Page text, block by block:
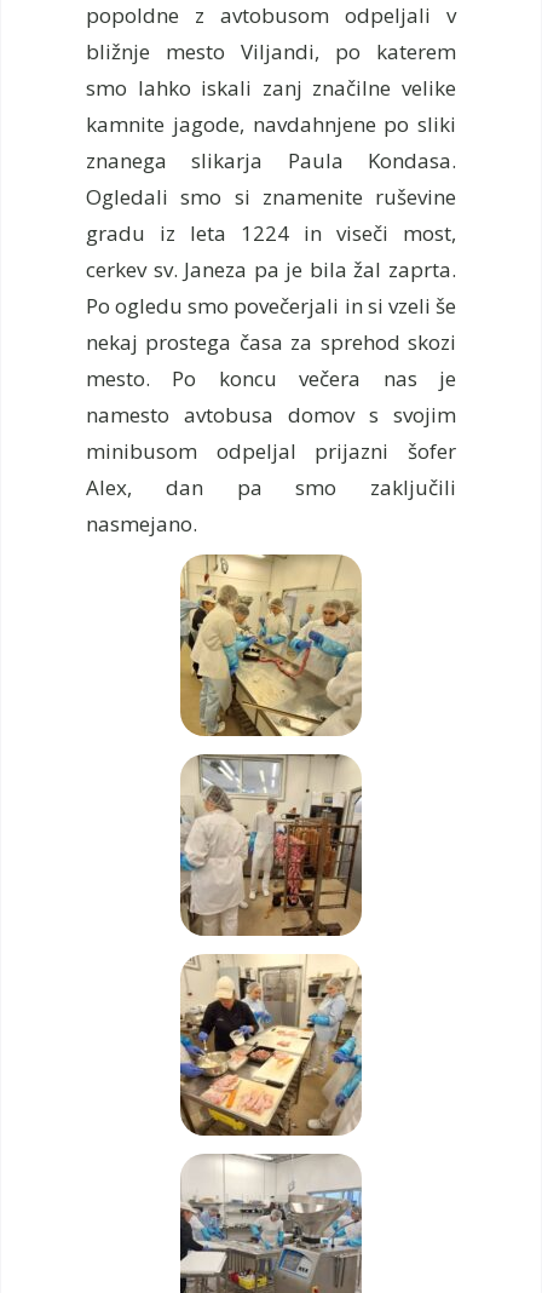
popoldne z avtobusom odpeljali v
bližnje mesto Viljandi, po katerem
smo lahko iskali zanj značilne velike
kamnite jagode, navdahnjene po sliki
znanega slikarja Paula Kondasa.
Ogledali smo si znamenite ruševine
gradu iz leta 1224 in viseči most,
cerkev sv. Janeza pa je bila žal zaprta.
Po ogledu smo povečerjali in si vzeli še
nekaj prostega časa za sprehod skozi
mesto. Po koncu večera nas je
namesto avtobusa domov s svojim
minibusom odpeljal prijazni šofer
Alex, dan pa smo zaključili
nasmejano.